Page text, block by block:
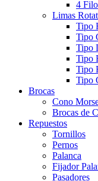
4
Limas
Tipo
Tipo
Tipo
Tipo
Tipo
Tipo
Brocas
Cono
Brocas de
Repuestos
Tornillos
Pernos
Palanca
Fijador
Pasadores